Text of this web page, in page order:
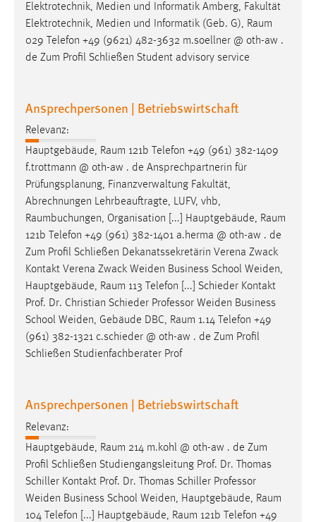
Elektrotechnik, Medien und Informatik Amberg, Fakultät
Elektrotechnik, Medien und Informatik (Geb. G), Raum
029 Telefon +49 (9621) 482-3632 m.soellner @ oth-aw .
de Zum Profil Schließen Student advisory service
Ansprechpersonen | Betriebswirtschaft
Relevanz:
Hauptgebäude, Raum 121b Telefon +49 (961) 382-1409
f.trottmann @ oth-aw . de Ansprechpartnerin für
Prüfungsplanung, Finanzverwaltung Fakultät,
Abrechnungen Lehrbeauftragte, LUFV, vhb,
Raumbuchungen, Organisation [...] Hauptgebäude, Raum
121b Telefon +49 (961) 382-1401 a.herma @ oth-aw . de
Zum Profil Schließen Dekanatssekretärin Verena Zwack
Kontakt Verena Zwack Weiden Business School Weiden,
Hauptgebäude, Raum 113 Telefon [...] Schieder Kontakt
Prof. Dr. Christian Schieder Professor Weiden Business
School Weiden, Gebäude DBC, Raum 1.14 Telefon +49
(961) 382-1321 c.schieder @ oth-aw . de Zum Profil
Schließen Studienfachberater Prof
Ansprechpersonen | Betriebswirtschaft
Relevanz:
Hauptgebäude, Raum 214 m.kohl @ oth-aw . de Zum
Profil Schließen Studiengangsleitung Prof. Dr. Thomas
Schiller Kontakt Prof. Dr. Thomas Schiller Professor
Weiden Business School Weiden, Hauptgebäude, Raum
104 Telefon [...] Hauptgebäude, Raum 121b Telefon +49
Zweck:
Für performante Seitenauslieferung wird in diesem Cookie
gespeichert, ob man eingeloggt ist.
Name:
Zweck:
Das Cookie speichert die gewählte Sprache der Website.
Cookie Laufzeit:
30 Tage
Chat
Name:
MibewSessionID, MIBEW_UserID, mibew_locale, mibew-
chat-frame-style-5e9dbeb1811c0446
Zweck:
Wird benötigt um die Chatfunktion nutzen zu können.
5e9dbeb1811c0446 = Sitzungslaufzeit, mibew_locale = 3
Login
Name:
fe_user, be_user, be_lastLoginProvider